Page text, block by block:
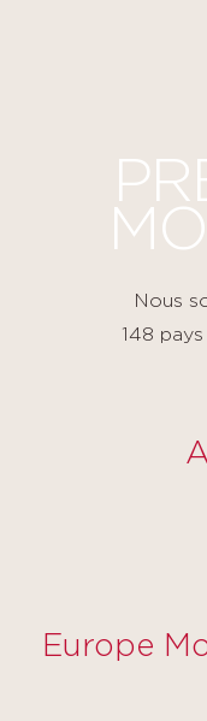
Nous
148
Europe